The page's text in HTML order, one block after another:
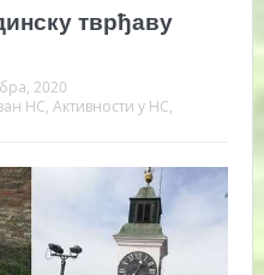
тврђаву
2020
НС Активности у НС